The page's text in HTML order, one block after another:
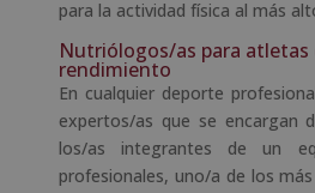
para la actividad física al más
Nutriólogos/as para atletas
rendimiento
En cualquier deporte
expertos/as que se encargan
los/as integrantes de un
profesionales, uno/a de los